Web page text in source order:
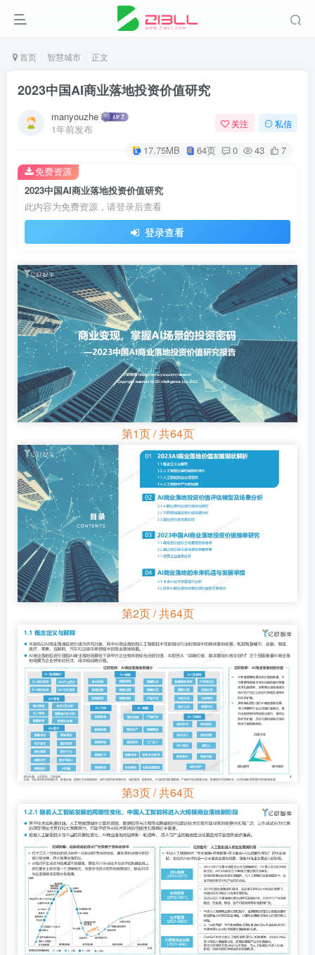
首页 智慧城市 正文
2023中国AI商业落地投资价值研究
manyouzhe
1年前发布
关注 私信
17.75MB 64页 0 43 7
2023中国AI商业落地投资价值研究
此内容为免费资源，请登录后查看
登录查看
免费资源
第1页 / 共64页
第2页 / 共64页
第3页 / 共64页